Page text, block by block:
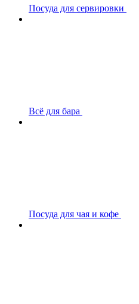
Посуда для сервировки
Всё для бара
Посуда для чая и кофе